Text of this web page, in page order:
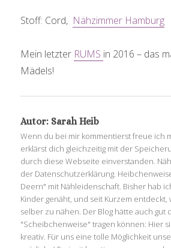
Stoff: Cord, Nähzimmer Hamburg
Mein letzter RUMS in 2016 – das
Mädels!
Autor: Sarah Heib
Wenn du bei mir kommentierst freue ich
erklärst dich gleichzeitig mit der
durch diese Webseite einverstanden.
der Datenschutzerklärung.
Deern" mit Nähleidenschaft. Bisher hab
Kinder genäht, und seit Kurzem entdeckt,
selber zu nähen. Der Blog hätte auch gut
"Scheibchenweise" tragen können: Hier
kreativ. Für uns eine tolle Möglichkeit